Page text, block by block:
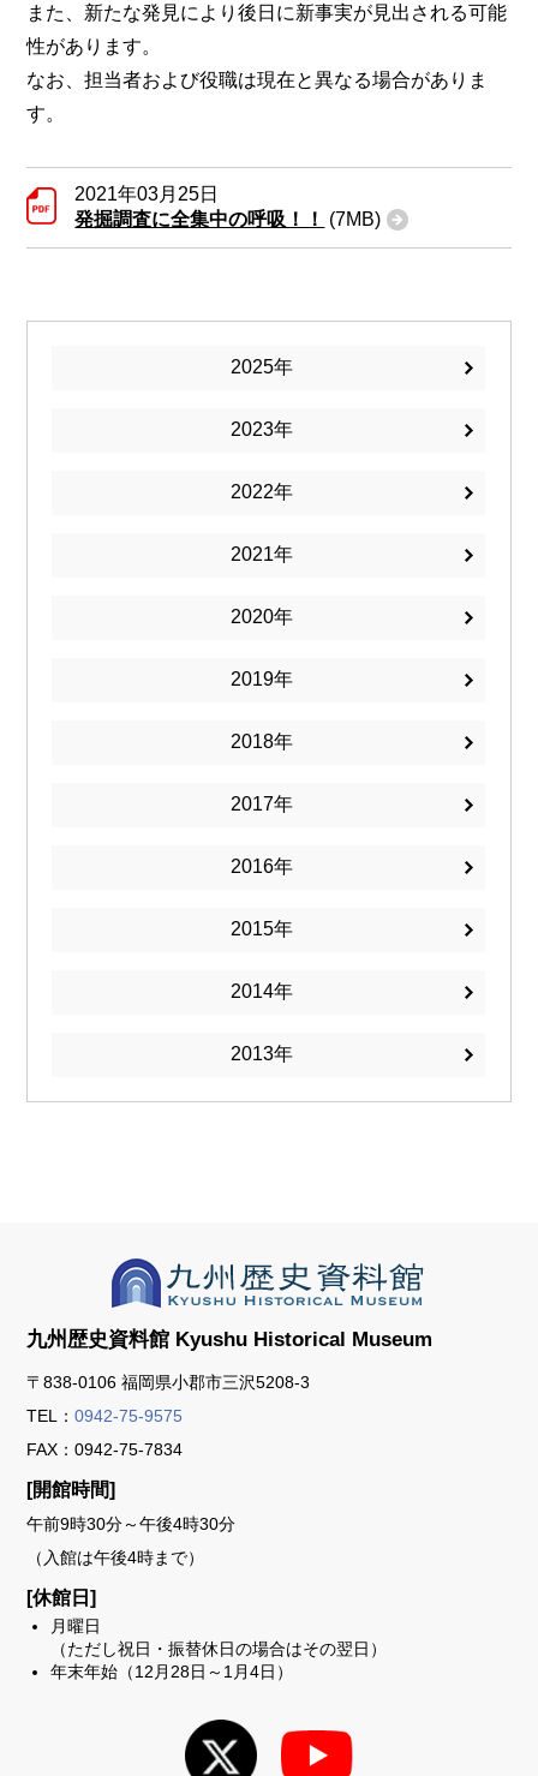
また、新たな発見により後日に新事実が見出される可能
性があります。
なお、担当者および役職は現在と異なる場合がありま
す。
2021年03月25日
発掘調査に全集中の呼吸！！
(7MB)
2025
2023
2022
2021
2020
2019
2018
2017
2016
2015
2014
2013
九州歴史資料館 Kyushu Historical Museum
〒838-0106 福岡県小郡市三沢5208-3
TEL：0942-75-9575
FAX：0942-75-7834
[開館時間]
午前9時30分～午後4時30分
（入館は午後4時まで）
[休館日]
月曜日
（ただし祝日・振替休日の場合はその翌日）
年末年始（12月28日～1月4日）